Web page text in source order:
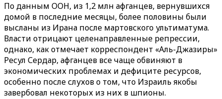
По данным ООН, из 1,2 млн афганцев, вернувшихся
домой в последние месяцы, более половины были
высланы из Ирана после мартовского ультиматума.
Власти отрицают целенаправленные репрессии,
однако, как отмечает корреспондент «Аль-Джазиры»
Ресул Сердар, афганцев все чаще обвиняют в
экономических проблемах и дефиците ресурсов,
особенно после слухов о том, что Израиль якобы
завербовал некоторых из них в шпионы.